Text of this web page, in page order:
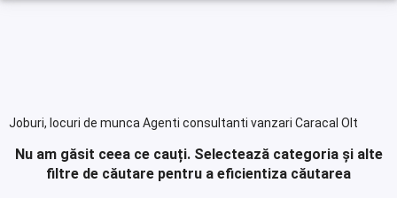
Joburi, locuri de munca Agenti consultanti vanzari Caracal Olt
Nu am găsit ceea ce cauți. Selectează categoria și alte
filtre de căutare pentru a eficientiza căutarea